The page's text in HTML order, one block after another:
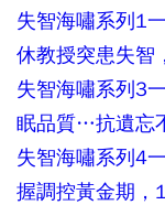
失智海嘯系列1
休教授突患失智
失智海嘯系列3
眠品質…抗遺忘
失智海嘯系列4
握調控黃金期，